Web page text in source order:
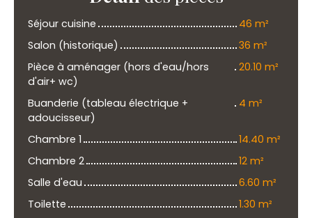
Séjour cuisine
46 m²
Salon (historique)
36 m²
Pièce à aménager (hors d'eau/hors
d'air+ wc)
20.10 m²
Buanderie (tableau électrique +
adoucisseur)
4 m²
Chambre 1
14.40 m²
Chambre 2
12 m²
Salle d'eau
6.60 m²
Toilette
1.30 m²